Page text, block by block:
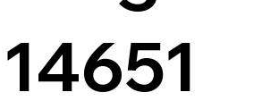
14651